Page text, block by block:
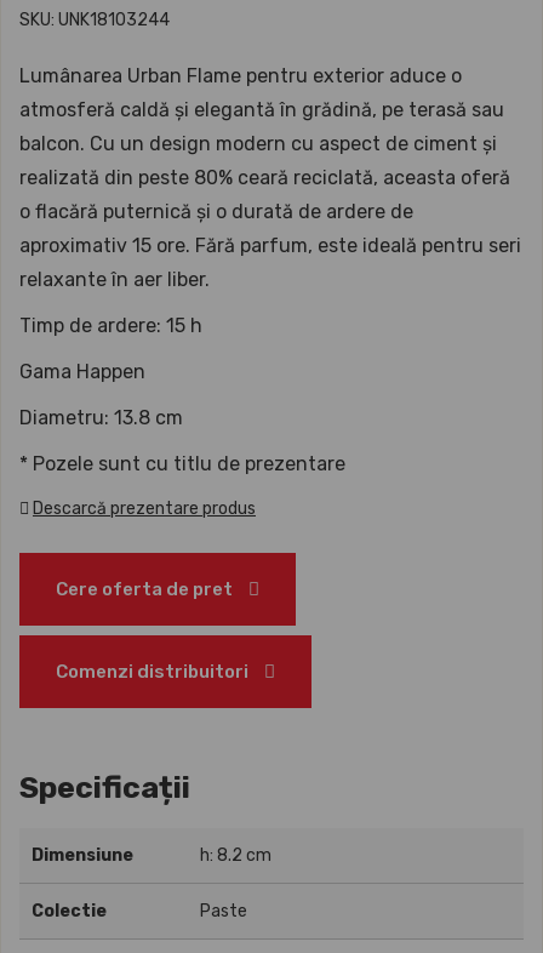
SKU: UNK18103244
Lumânarea Urban Flame pentru exterior aduce o
atmosferă caldă și elegantă în grădină, pe terasă sau
balcon. Cu un design modern cu aspect de ciment și
realizată din peste 80% ceară reciclată, aceasta oferă
o flacără puternică și o durată de ardere de
aproximativ 15 ore. Fără parfum, este ideală pentru seri
relaxante în aer liber.
Timp de ardere: 15 h
Gama Happen
Diametru: 13.8 cm
* Pozele sunt cu titlu de prezentare
Descarcă prezentare produs
Cere oferta de pret
Comenzi distribuitori
Specificații
Dimensiune h: 8.2 cm
Colectie Paste